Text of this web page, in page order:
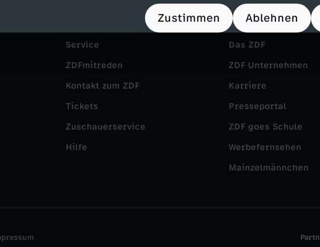
Zustimmen Ablehnen
Service
ZDFmitreden
Kontakt zum ZDF
Tickets
Zuschauerservice
Hilfe
Das ZDF
ZDF Unternehmen
Karriere
Presseportal
ZDF goes Schule
Werbefernsehen
Mainzelmännchen